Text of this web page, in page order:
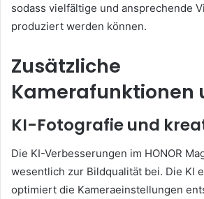
sodass vielfältige und ansprechende
produziert werden können.
Zusätzliche
Kamerafunktionen
KI-Fotografie und
Die KI-Verbesserungen im HONOR
wesentlich zur Bildqualität bei. Die KI
optimiert die Kameraeinstellungen